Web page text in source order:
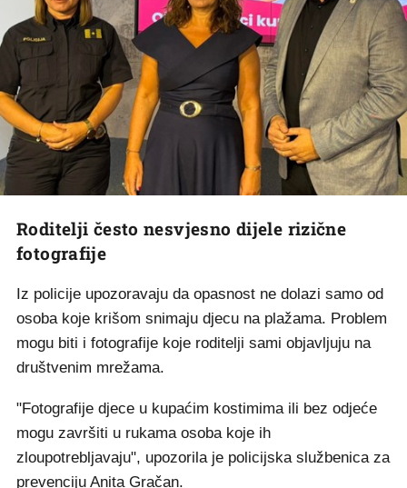
Roditelji često nesvjesno dijele rizične
fotografije
Iz policije upozoravaju da opasnost ne dolazi samo od
osoba koje krišom snimaju djecu na plažama. Problem
mogu biti i fotografije koje roditelji sami objavljuju na
društvenim mrežama.
"Fotografije djece u kupaćim kostimima ili bez odjeće
mogu završiti u rukama osoba koje ih
zloupotrebljavaju", upozorila je policijska službenica za
prevenciju Anita Gračan.